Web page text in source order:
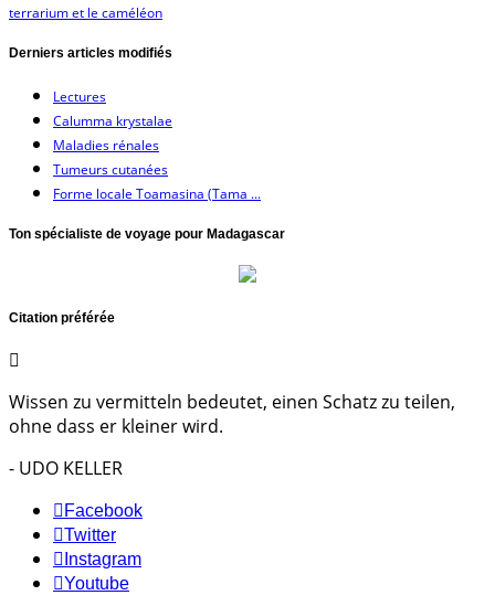
terrarium et le caméléon
Derniers articles modifiés
Lectures
Calumma krystalae
Maladies rénales
Tumeurs cutanées
Forme locale Toamasina (Tama ...
Ton spécialiste de voyage pour Madagascar
Citation préférée
Wissen zu vermitteln bedeutet, einen Schatz zu teilen,
ohne dass er kleiner wird.
- UDO KELLER
Facebook
Twitter
Instagram
Youtube